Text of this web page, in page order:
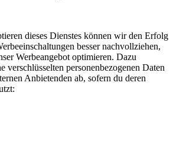
dieses Dienstes können wir den Erfolg
besser nachvollziehen,
Werbeangebot optimieren. Dazu
verschlüsselten personenbezogenen Daten
Anbietenden ab, sofern du deren